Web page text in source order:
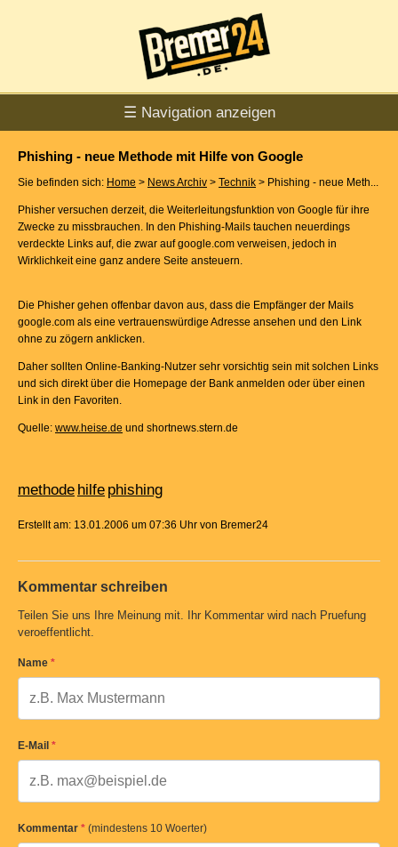
☰ Navigation anzeigen
Phishing - neue Methode mit Hilfe von Google
Sie befinden sich: Home > News Archiv > Technik > Phishing - neue Meth...
Phisher versuchen derzeit, die Weiterleitungsfunktion von Google für ihre
Zwecke zu missbrauchen. In den Phishing-Mails tauchen neuerdings
verdeckte Links auf, die zwar auf google.com verweisen, jedoch in
Wirklichkeit eine ganz andere Seite ansteuern.
Die Phisher gehen offenbar davon aus, dass die Empfänger der Mails
google.com als eine vertrauenswürdige Adresse ansehen und den Link
ohne zu zögern anklicken.
Daher sollten Online-Banking-Nutzer sehr vorsichtig sein mit solchen Links
und sich direkt über die Homepage der Bank anmelden oder über einen
Link in den Favoriten.
Quelle: www.heise.de und shortnews.stern.de
methode hilfe phishing
Erstellt am: 13.01.2006 um 07:36 Uhr von Bremer24
Kommentar schreiben
Teilen Sie uns Ihre Meinung mit. Ihr Kommentar wird nach Pruefung
veroeffentlicht.
Name *
E-Mail *
Kommentar * (mindestens 10 Woerter)